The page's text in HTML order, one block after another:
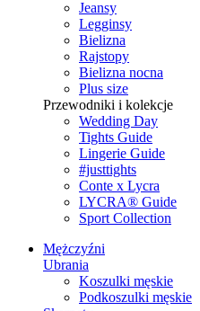
Jeansy
Legginsy
Bielizna
Rajstopy
Bielizna nocna
Plus size
Przewodniki i kolekcje
Wedding Day
Tights Guide
Lingerie Guide
#justtights
Conte x Lycra
LYCRA® Guide
Sport Сollection
Mężczyźni
Ubrania
Koszulki męskie
Podkoszulki męskie